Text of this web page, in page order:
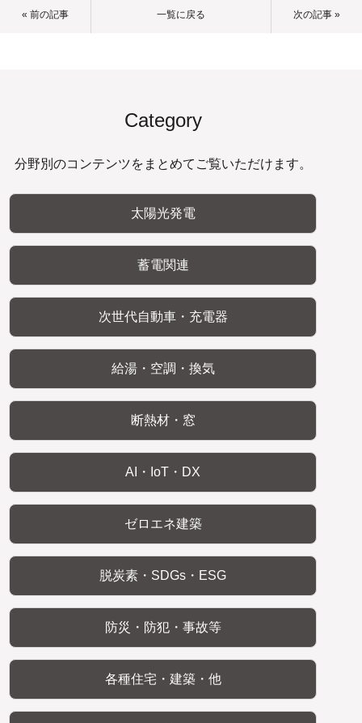
« 前の記事 一覧に戻る 次の記事 »
Category
分野別のコンテンツをまとめてご覧いただけます。
太陽光発電
蓄電関連
次世代自動車・充電器
給湯・空調・換気
断熱材・窓
AI・IoT・DX
ゼロエネ建築
脱炭素・SDGs・ESG
防災・防犯・事故等
各種住宅・建築・他